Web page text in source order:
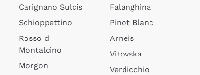
Carignano Sulcis
Schioppettino
Rosso di
Montalcino
Morgon
Falanghina
Pinot Blanc
Arneis
Vitovska
Verdicchio